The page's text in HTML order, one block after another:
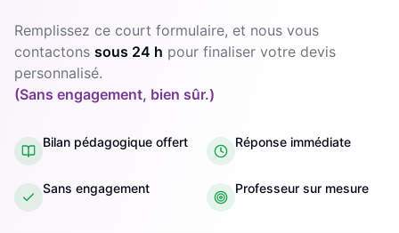
Remplissez ce court formulaire, et nous vous
contactons sous 24 h pour finaliser votre devis
personnalisé.
(Sans engagement, bien sûr.)
Bilan pédagogique offert Réponse immédiate
Sans engagement Professeur sur mesure